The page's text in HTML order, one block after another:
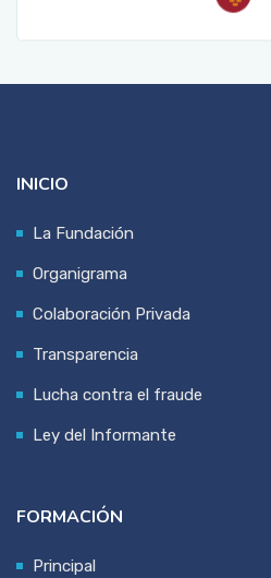
INICIO
La Fundación
Organigrama
Colaboración Privada
Transparencia
Lucha contra el fraude
Ley del Informante
FORMACIÓN
Principal